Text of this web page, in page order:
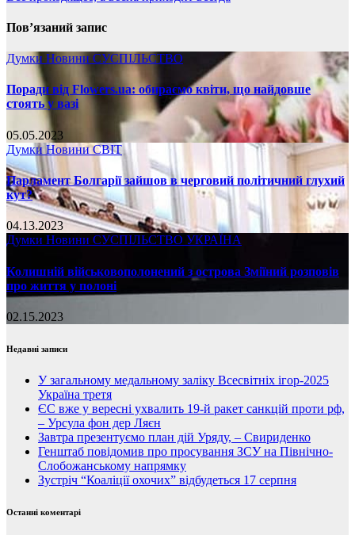
Пов’язаний запис
Думки Новини СУСПІЛЬСТВО
Поради від Flowers.ua: обираємо квіти, що найдовше
стоять у вазі
05.05.2023
ДумкиНовиниСВІТ
Парламент Болгарії зайшов в черговий політичний глухий
кут?
04.13.2023
Думки Новини СУСПІЛЬСТВО УКРАЇНА
Колишній військовополонений з острова Зміїний розповів
про життя у полоні
02.15.2023
Недавні записи
У загальному медальному заліку Всесвітніх ігор-2025
Україна третя
ЄС вже у вересні ухвалить 19-й ракет санкцій проти рф,
– Урсула фон дер Ляєн
Завтра презентуємо план дій Уряду, – Свириденко
Генштаб повідомив про просування ЗСУ на Північно-
Слобожанському напрямку
Зустріч “Коаліції охочих” відбудеться 17 серпня
Останні коментарі